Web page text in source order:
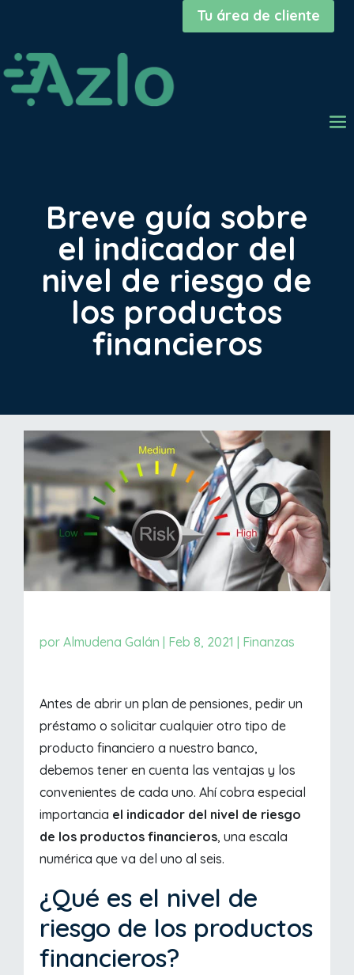
Tu área de cliente
Breve guía sobre
el indicador del
nivel de riesgo de
los productos
financieros
porAlmudena Galán Feb 8, 2021 Finanzas
Antes de abrir un plan de pensiones, pedir un
préstamo o solicitar cualquier otro tipo de
producto financiero a nuestro banco,
debemos tener en cuenta las ventajas y los
convenientes de cada uno. Ahí cobra especial
importancia el indicador del nivel de riesgo
de los productos financieros, una escala
numérica que va del uno al seis.
¿Qué es el nivel de
riesgo de los productos
financieros?